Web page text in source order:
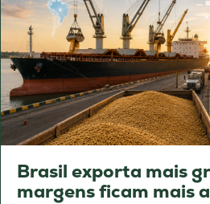
Brasil exporta mais
margens ficam mais